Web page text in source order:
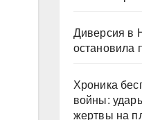
Диверсия в
остановила
Хроника
войны:
жертвы на